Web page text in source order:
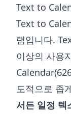
Text to
Text to
램입니다.
이상의 사용
Calendar
도적으로 좁
서든 일정 텍